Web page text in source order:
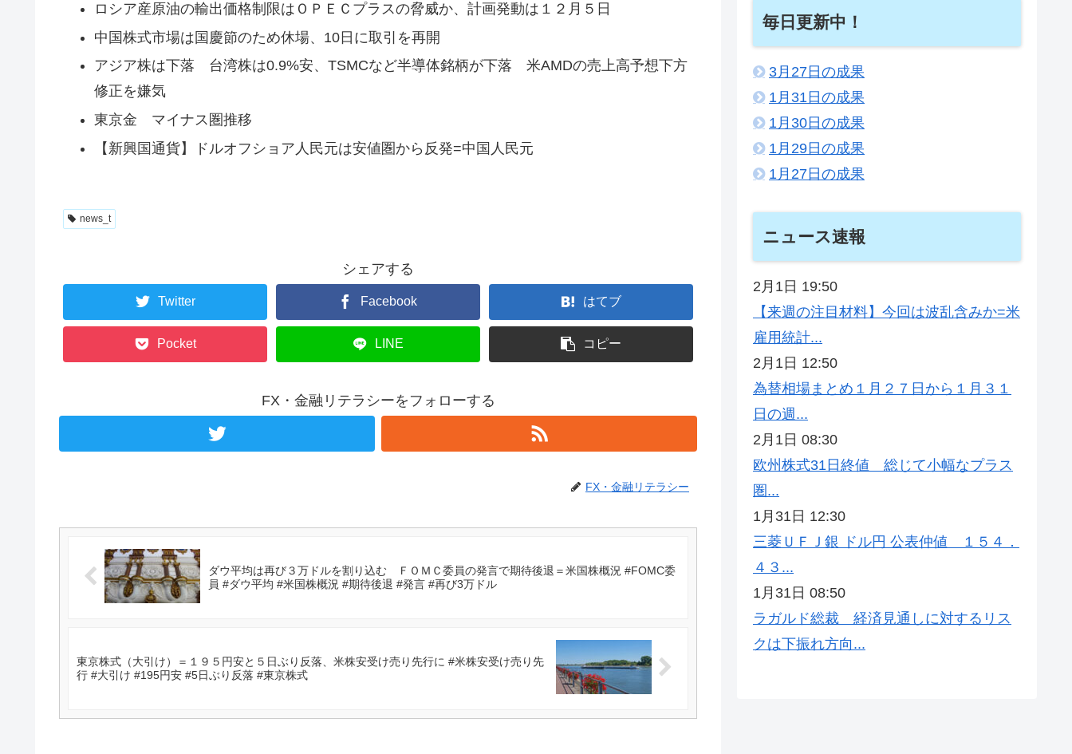
ロシア産原油の輸出価格制限はＯＰＥＣプラスの脅威か、計画発動は１２月５日
中国株式市場は国慶節のため休場、10日に取引を再開
アジア株は下落 台湾株は0.9%安、TSMCなど半導体銘柄が下落 米AMDの売上高予想下方
修正を嫌気
東京金 マイナス圏推移
【新興国通貨】ドルオフショア人民元は安値圏から反発=中国人民元
news_t
シェアする
Twitter Facebook はてブ
Pocket LINE コピー
FX・金融リテラシーをフォローする
FX・金融リテラシー
ダウ平均は再び３万ドルを割り込む ＦＯＭＣ委員の発言で期待後退＝米国株概況 #FOMC委
員 #ダウ平均 #米国株概況 #期待後退 #発言 #再び3万ドル
東京株式（大引け）＝１９５円安と５日ぶり反落、米株安受け売り先行に #米株安受け売り先
行 #大引け #195円安 #5日ぶり反落 #東京株式
毎日更新中！
3月27日の成果
1月31日の成果
1月30日の成果
1月29日の成果
1月27日の成果
ニュース速報
2月1日 19:50
【来週の注目材料】今回は波乱含みか=米
雇用統計...
2月1日 12:50
為替相場まとめ１月２７日から１月３１
日の週...
2月1日 08:30
欧州株式31日終値 総じて小幅なプラス
圏...
1月31日 12:30
三菱ＵＦＪ銀 ドル円 公表仲値 １５４．
４３...
1月31日 08:50
ラガルド総裁 経済見通しに対するリス
クは下振れ方向...